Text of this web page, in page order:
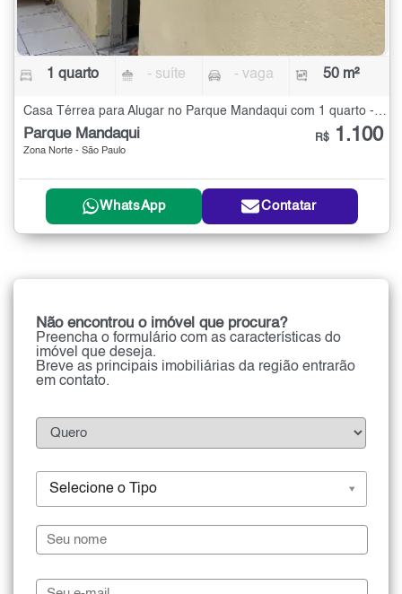
1 quarto - suíte - vaga 50 m²
Parque Mandaqui
Zona Norte - São Paulo
R$ 1.100
WhatsApp Contatar
Não encontrou o imóvel que procura?
Preencha o formulário com as características do
imóvel que deseja.
Breve as principais imobiliárias da região entrarão
em contato.
Selecione o Tipo